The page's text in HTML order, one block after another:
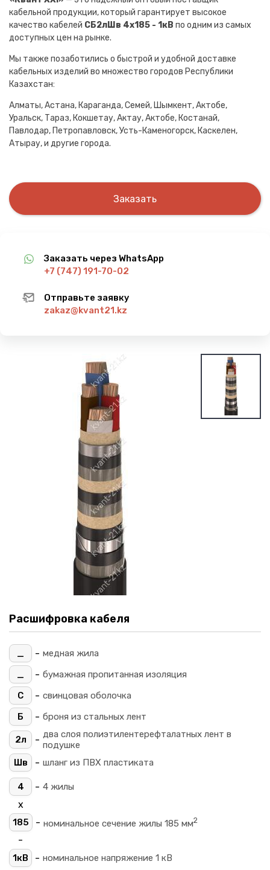
кабельной продукции, который гарантирует высокое
качество кабелей СБ2лШв 4х185 - 1кВ по одним из самых
доступных цен на рынке.
Мы также позаботились о быстрой и удобной доставке
кабельных изделий во множество городов Республики
Казахстан:
Алматы, Астана, Караганда, Семей, Шымкент, Актобе,
Уральск, Тараз, Кокшетау, Актау, Актобе, Костанай,
Павлодар, Петропавловск, Усть-Каменогорск, Каскелен,
Атырау, и другие города.
Заказать
Заказать через WhatsApp
+7 (747) 191-70-02
Отправьте заявку
zakaz@kvant21.kz
Расшифровка кабеля
_ - медная жила
_
- бумажная пропитанная изоляция
С
- свинцовая оболочка
Б
- броня из стальных лент
2л - два слоя полиэтилентерефталатных лент в
подушке
Шв
- шланг из ПВХ пластиката
4 - 4 жилы
х
185 - номинальное сечение жилы 185 мм2
-
1кВ - номинальное напряжение 1 кВ